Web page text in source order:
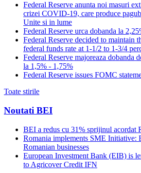
Federal Reserve anunta noi masuri
crizei COVID-19, care produce
Unite si in lume
Federal Reserve urca dobanda la
Federal Reserve decided to maintain
federal funds rate at 1-1/2 to 1-3/4
Federal Reserve majoreaza dobanda
la 1,5% - 1,75%
Federal Reserve issues FOMC
Toate stirile
Noutati BEI
BEI a redus cu 31% sprijinul acordat
Romania implements SME Initiative:
Romanian businesses
European Investment Bank (EIB) is
to Agricover Credit IFN